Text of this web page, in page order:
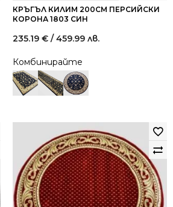
КРЪГЪЛ КИЛИМ 200СМ ПЕРСИЙСКИ
КОРОНА 1803 СИН
235.19 € / 459.99 лв.
Комбинирайте